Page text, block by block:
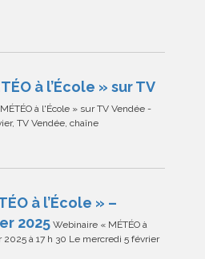
à l’École » sur TV
à l'École » sur TV Vendée -
TV Vendée, chaîne
à l’École » –
2025 Webinaire « MÉTÉO à
à 17 h 30 Le mercredi 5 février